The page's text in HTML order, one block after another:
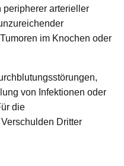
peripherer arterieller
im Knochen oder
von Infektionen oder
die
Dritter